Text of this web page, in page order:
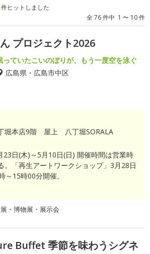
件ヒットしました
全 76 件中 1 〜 10 件
プロジェクト2026
っていたこいのぼりが、もう一度空を泳ぐ
広島県・広島市中区
堀本店9階 屋上 八丁堀SORALA
23日(木)～5月10日(日) 開催時間は営業時
。「再生アートワークショップ」3月28日
～15時00分開催。
・博物展・展示会
Buffet 季節を味わうシグネ